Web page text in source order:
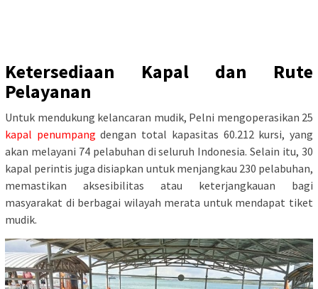
Ketersediaan Kapal dan Rute
Pelayanan
Untuk mendukung kelancaran mudik, Pelni mengoperasikan 25
kapal penumpang dengan total kapasitas 60.212 kursi, yang
akan melayani 74 pelabuhan di seluruh Indonesia. Selain itu, 30
kapal perintis juga disiapkan untuk menjangkau 230 pelabuhan,
memastikan aksesibilitas atau keterjangkauan bagi
masyarakat di berbagai wilayah merata untuk mendapat tiket
mudik.